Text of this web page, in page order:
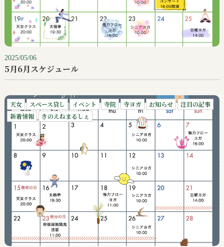
2025/05/06
5月6月スケジュール
天女 スペース貸し イベント 寺院 寺ヨガ お知らせ
注目の記事
新着情報
きのえねまるしぇ